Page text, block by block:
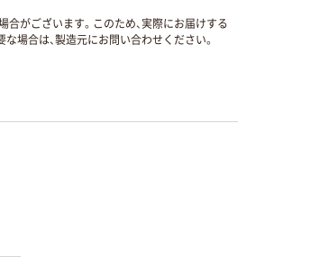
合がございます。このため、実際にお届けする
場合は、製造元にお問い合わせください。